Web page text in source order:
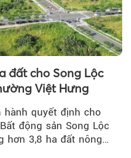
đất cho Song Lộc
Việt Hưng
hành quyết định cho
động sản Song Lộc
hơn 3,8 ha đất nông